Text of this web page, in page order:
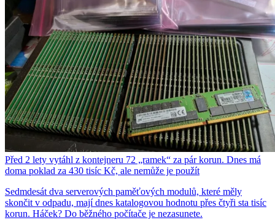
Před 2 lety vytáhl z kontejneru 72 „ramek“ za pár korun. Dnes má
doma poklad za 430 tisíc Kč, ale nemůže je použít
Sedmdesát dva serverových paměťových modulů, které měly
skončit v odpadu, mají dnes katalogovou hodnotu přes čtyři sta tisíc
korun. Háček? Do běžného počítače je nezasunete.